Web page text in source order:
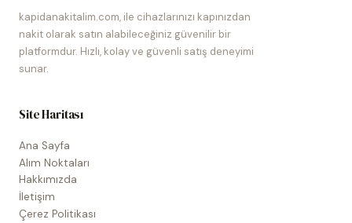
kapidanakitalim.com, ile cihazlarınızı kapınızdan
nakit olarak satın alabileceğiniz güvenilir bir
platformdur. Hızlı, kolay ve güvenli satış deneyimi
sunar.
Site Haritası
Ana Sayfa
Alım Noktaları
Hakkımızda
İletişim
Çerez Politikası